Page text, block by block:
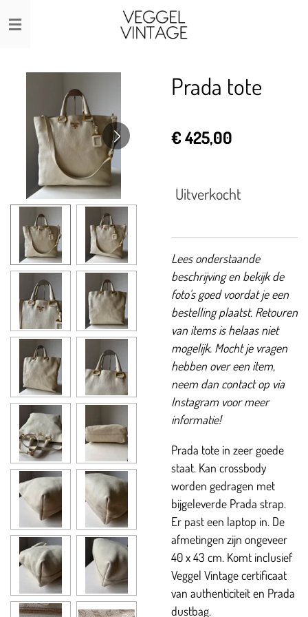
Ga
direct
hoofdinhoud
Prada tote
€ 425,00
Uitverkocht
Lees onderstaande
beschrijving en bekijk de
foto's goed voordat je een
bestelling plaatst. Retouren
van items is helaas niet
mogelijk. Mocht je vragen
hebben over een item,
neem dan contact op via
Instagram voor meer
informatie!
Prada tote in zeer goede
staat. Kan crossbody
worden gedragen met
bijgeleverde Prada strap.
Er past een laptop in. De
afmetingen zijn ongeveer
40 x 43 cm. Komt inclusief
Veggel Vintage certificaat
van authenticiteit en Prada
dustbag.